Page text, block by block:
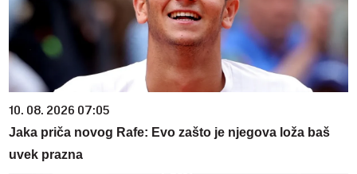
10. 08. 2026 07:05
Jaka priča novog Rafe: Evo zašto je njegova loža baš
uvek prazna